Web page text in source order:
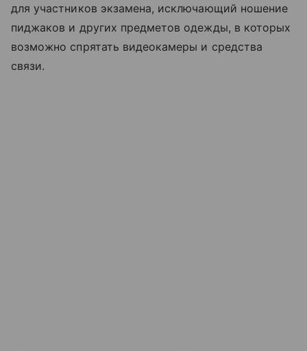
для участников экзамена, исключающий ношение
пиджаков и других предметов одежды, в которых
возможно спрятать видеокамеры и средства
связи.